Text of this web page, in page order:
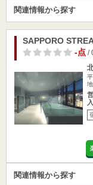
関連情報から探す
SAPPORO
-点/
関連情報から探す